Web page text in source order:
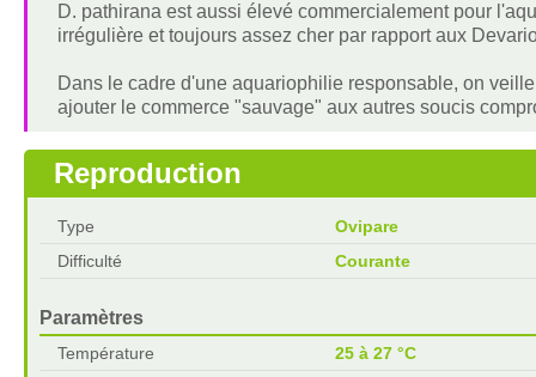
D. pathirana est aussi élevé commercialement pour
irrégulière et toujours assez cher par rapport aux
Dans le cadre d'une aquariophilie responsable, on
ajouter le commerce "sauvage" aux autres soucis
Reproduction
Type
Ovipare
Difficulté
Courante
Paramètres
Température
25 à 27 °C